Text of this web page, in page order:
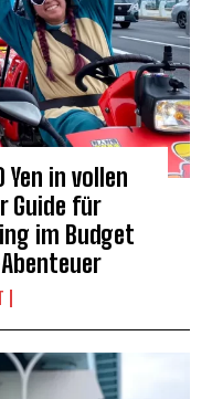
in vollen
Guide für
im Budget